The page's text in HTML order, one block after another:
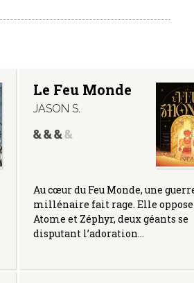
Le Feu Monde
JASON S.
Au cœur du Feu Monde, une
millénaire fait rage. Elle oppose
Atome et Zéphyr, deux géants se
disputant l’adoration…